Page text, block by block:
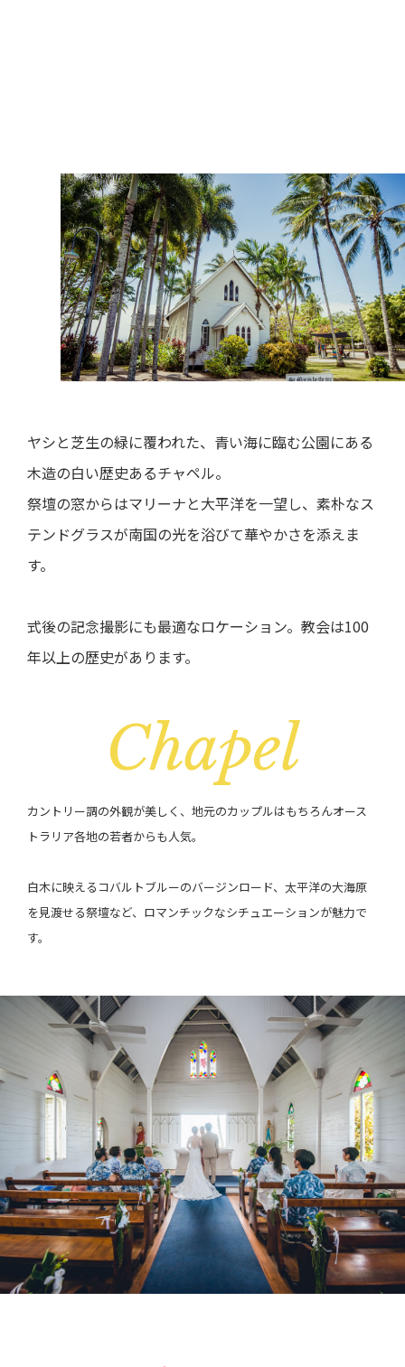
ヤシと芝生の緑に覆われた、青い海に臨む公園にある
木造の白い歴史あるチャペル。
祭壇の窓からはマリーナと大平洋を一望し、素朴なス
テンドグラスが南国の光を浴びて華やかさを添えま
す。
式後の記念撮影にも最適なロケーション。教会は100
年以上の歴史があります。
Chapel
カントリー調の外観が美しく、地元のカップルはもちろんオース
トラリア各地の若者からも人気。
白木に映えるコバルトブルーのバージンロード、太平洋の大海原
を見渡せる祭壇など、ロマンチックなシチュエーションが魅力で
す。